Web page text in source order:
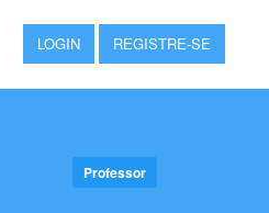
LOGIN REGISTRE-SE
Professor